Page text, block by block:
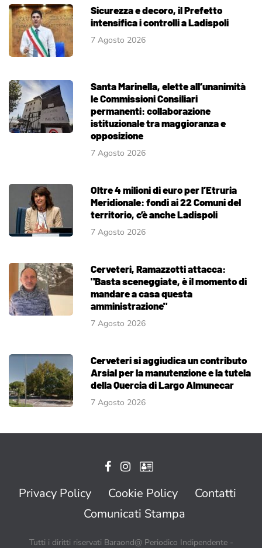
Sicurezza e decoro, il Prefetto
intensifica i controlli a Ladispoli
7 Agosto 2026
Santa Marinella, elette all’unanimità
le Commissioni Consiliari
permanenti: collaborazione
istituzionale tra maggioranza e
opposizione
7 Agosto 2026
Oltre 4 milioni di euro per l’Etruria
Meridionale: fondi ai 22 Comuni del
territorio, c’è anche Ladispoli
7 Agosto 2026
Cerveteri, Ramazzotti attacca:
"Basta sceneggiate, è il momento di
mandare a casa questa
amministrazione"
7 Agosto 2026
Cerveteri si aggiudica un contributo
Arsial per la manutenzione e la tutela
della Quercia di Largo Almunecar
7 Agosto 2026
Privacy Policy Cookie Policy
Contatti
Comunicati Stampa
Tutti i diritti riservati Baraond@ Periodico Indipendente -